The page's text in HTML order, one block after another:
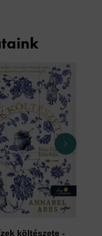
költészete -